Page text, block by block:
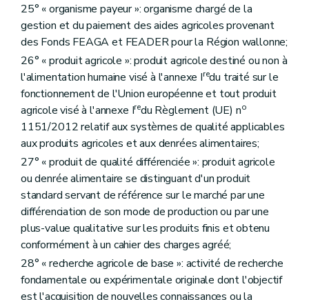
Art. D323
Art. D324
Art. D325
Art. D326
Art. D327
Art. D328
Art. D329
Art. D330
Art. D331
Art. D332
Art. D333
Section 3 L'aménagement amiable
Art. D334
Art. D335
Art. D336
Art. D337
Art. D338
Art. D339
Art. D340
Art. D341
Art. D342
Art. D343
25° « organisme payeur »: organisme chargé de la
gestion et du paiement des aides agricoles provenant
des Fonds FEAGA et FEADER pour la Région wallonne;
26° « produit agricole »: produit agricole destiné ou non à
l'alimentation humaine visé à l'annexe Iredu traité sur le
fonctionnement de l'Union européenne et tout produit
agricole visé à l'annexe Iredu Règlement (UE) no
1151/2012 relatif aux systèmes de qualité applicables
aux produits agricoles et aux denrées alimentaires;
27° « produit de qualité différenciée »: produit agricole
ou denrée alimentaire se distinguant d'un produit
standard servant de référence sur le marché par une
différenciation de son mode de production ou par une
plus-value qualitative sur les produits finis et obtenu
conformément à un cahier des charges agréé;
28° « recherche agricole de base »: activité de recherche
fondamentale ou expérimentale originale dont l'objectif
est l'acquisition de nouvelles connaissances ou la